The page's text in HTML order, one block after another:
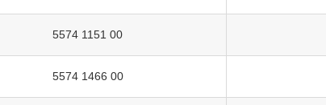
5574 1151 00
5574 1466 00